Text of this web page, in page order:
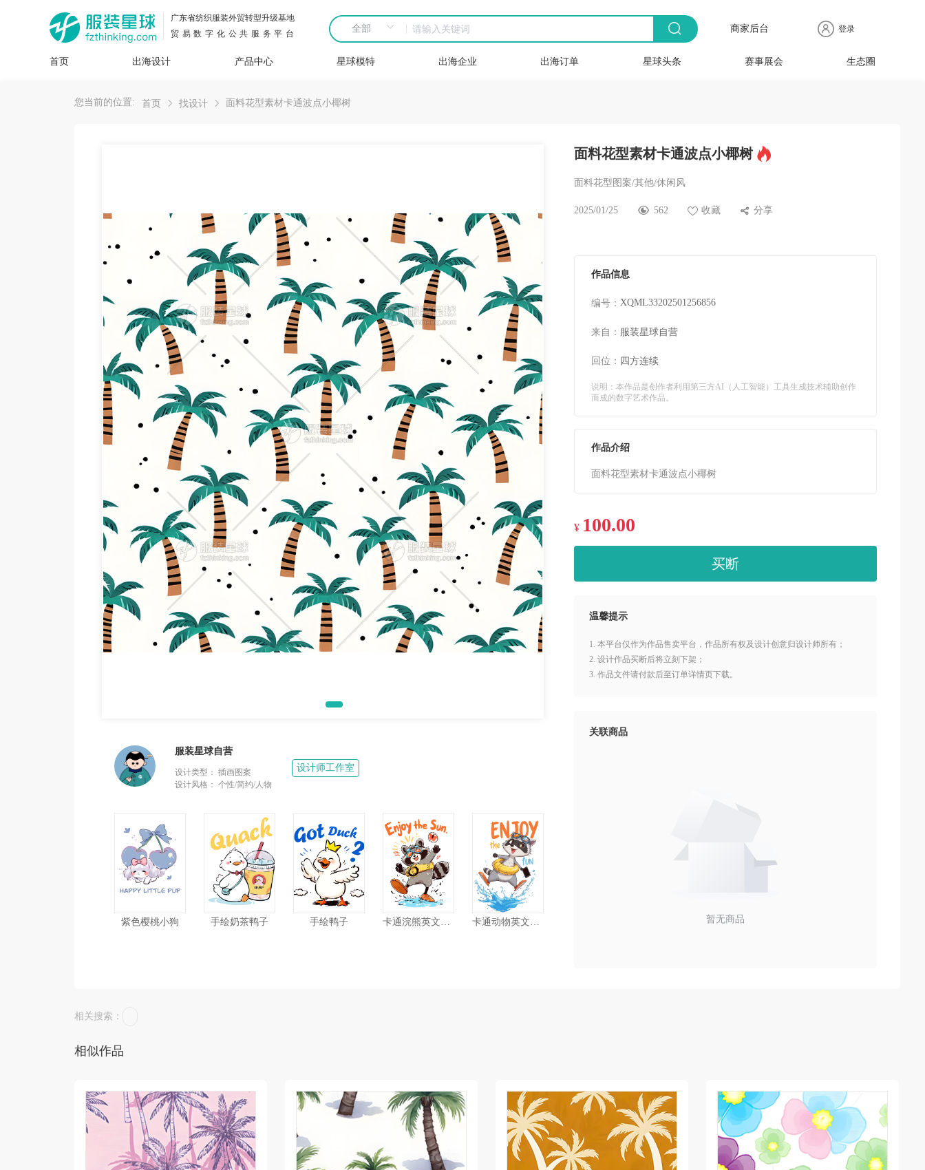
广东省纺织服装外贸转型升级基地
贸易数字化公共服务平台
商家后台 登录
首页 出海设计 产品中心 星球模特 出海企业 出海订单 星球头条 赛事展会 生态圈
您当前的位置: 首页 找设计 面料花型素材卡通波点小椰树
服装星球自营
设计类型： 插画图案
设计风格： 个性/简约/人物
设计师工作室
紫色樱桃小狗 手绘奶茶鸭子 手绘鸭子 卡通浣熊英文图案 卡通动物英文图案
面料花型素材卡通波点小椰树
面料花型图案/其他/休闲风
2025/01/25 562 收藏 分享
作品信息
编号： XQML33202501256856
来自： 服装星球自营
回位： 四方连续
说明：本作品是创作者利用第三方AI（人工智能）工具生成技术辅助创作
而成的数字艺术作品。
作品介绍
面料花型素材卡通波点小椰树
¥ 100.00
买断
温馨提示
1. 本平台仅作为作品售卖平台，作品所有权及设计创意归设计师所有；
2. 设计作品买断后将立刻下架；
3. 作品文件请付款后至订单详情页下载。
关联商品
暂无商品
相关搜索：
相似作品